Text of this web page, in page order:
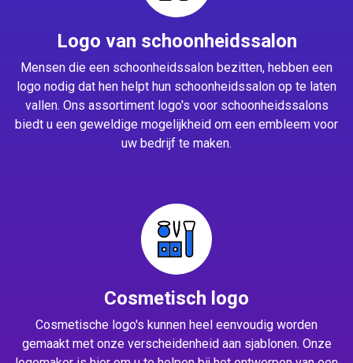
Logo van schoonheidssalon
Mensen die een schoonheidssalon bezitten, hebben een
logo nodig dat hen helpt hun schoonheidssalon op te laten
vallen. Ons assortiment logo's voor schoonheidssalons
biedt u een geweldige mogelijkheid om een embleem voor
uw bedrijf te maken.
Cosmetisch logo
Cosmetische logo's kunnen heel eenvoudig worden
gemaakt met onze verscheidenheid aan sjablonen. Onze